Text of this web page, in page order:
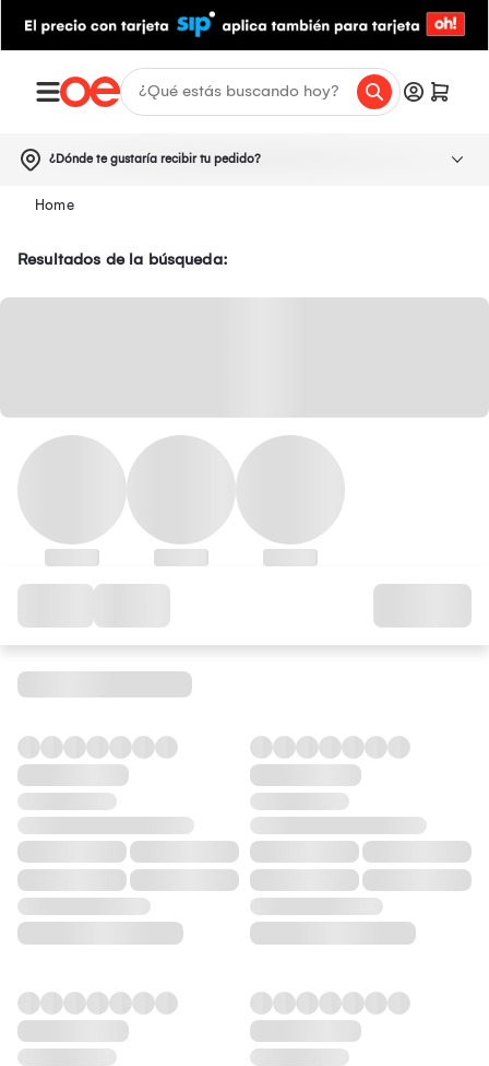
¿Dónde te gustaría recibir tu pedido?
Resultados de la búsqueda: